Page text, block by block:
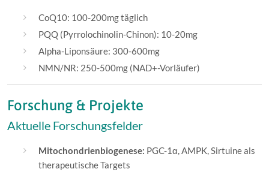
CoQ10: 100-200mg täglich
PQQ (Pyrrolochinolin-Chinon): 10-20mg
Alpha-Liponsäure: 300-600mg
NMN/NR: 250-500mg (NAD+-Vorläufer)
Forschung & Projekte
Aktuelle Forschungsfelder
Mitochondrienbiogenese: PGC-1α, AMPK, Sirtuine als
therapeutische Targets